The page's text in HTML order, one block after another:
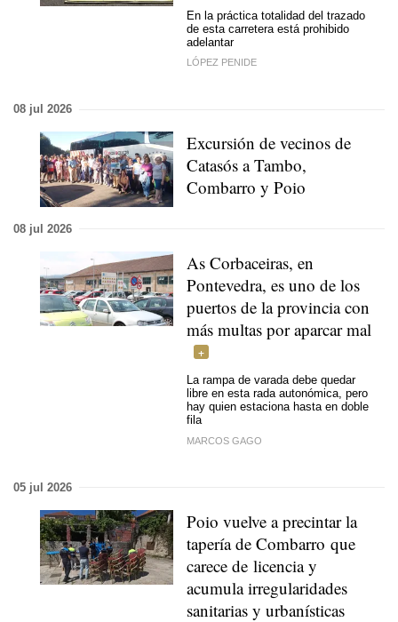
En la práctica totalidad del trazado
de esta carretera está prohibido
adelantar
LÓPEZ PENIDE
08 jul 2026
Excursión de vecinos de
Catasós a Tambo,
Combarro y Poio
08 jul 2026
As Corbaceiras, en
Pontevedra, es uno de los
puertos de la provincia con
más multas por aparcar mal
La rampa de varada debe quedar
libre en esta rada autonómica, pero
hay quien estaciona hasta en doble
fila
MARCOS GAGO
05 jul 2026
Poio vuelve a precintar la
tapería de Combarro que
carece de licencia y
acumula irregularidades
sanitarias y urbanísticas